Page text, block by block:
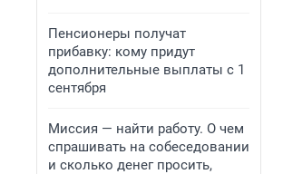
Пенсионеры получат
прибавку: кому придут
дополнительные выплаты с 1
сентября
Миссия — найти работу. О чем
спрашивать на собеседовании
и сколько денег просить,